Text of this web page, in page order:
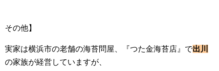
その他】
実家は横浜市の老舗の海苔問屋、『つた金海苔店』で出川
の家族が経営していますが、